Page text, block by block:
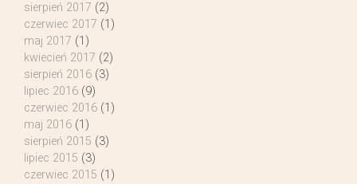
sierpień 2017 (2)
czerwiec 2017 (1)
maj 2017 (1)
kwiecień 2017 (2)
sierpień 2016 (3)
lipiec 2016 (9)
czerwiec 2016 (1)
maj 2016 (1)
sierpień 2015 (3)
lipiec 2015 (3)
czerwiec 2015 (1)